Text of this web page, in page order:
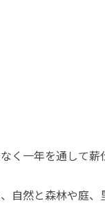
く一年を通して薪
自然と森林や庭、